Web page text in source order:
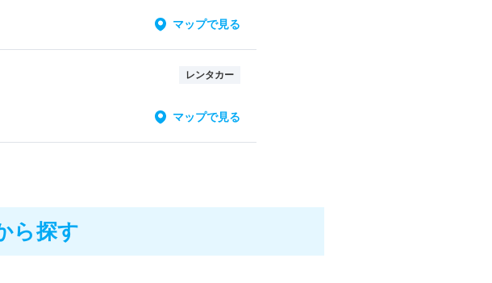
マップで見る
レンタカー
マップで見る
ら探す